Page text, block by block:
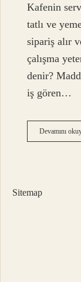
Kafenin
tatlı ve
sipariş alır
çalışma
denir?
iş gören…
Devamını
Sitemap